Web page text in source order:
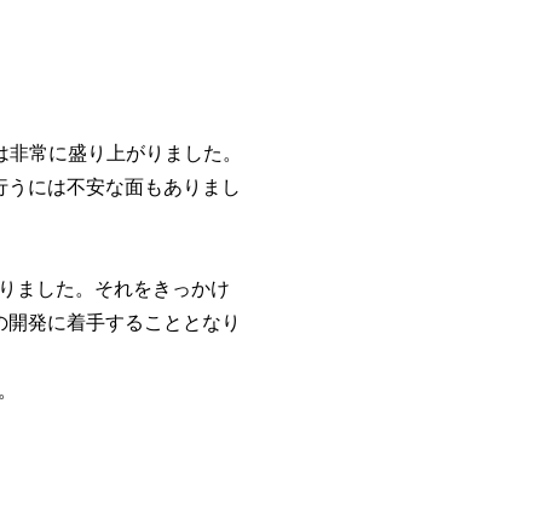
常に盛り上がりました。
には不安な面もありまし
ました。それをきっかけ
開発に着手することとなり